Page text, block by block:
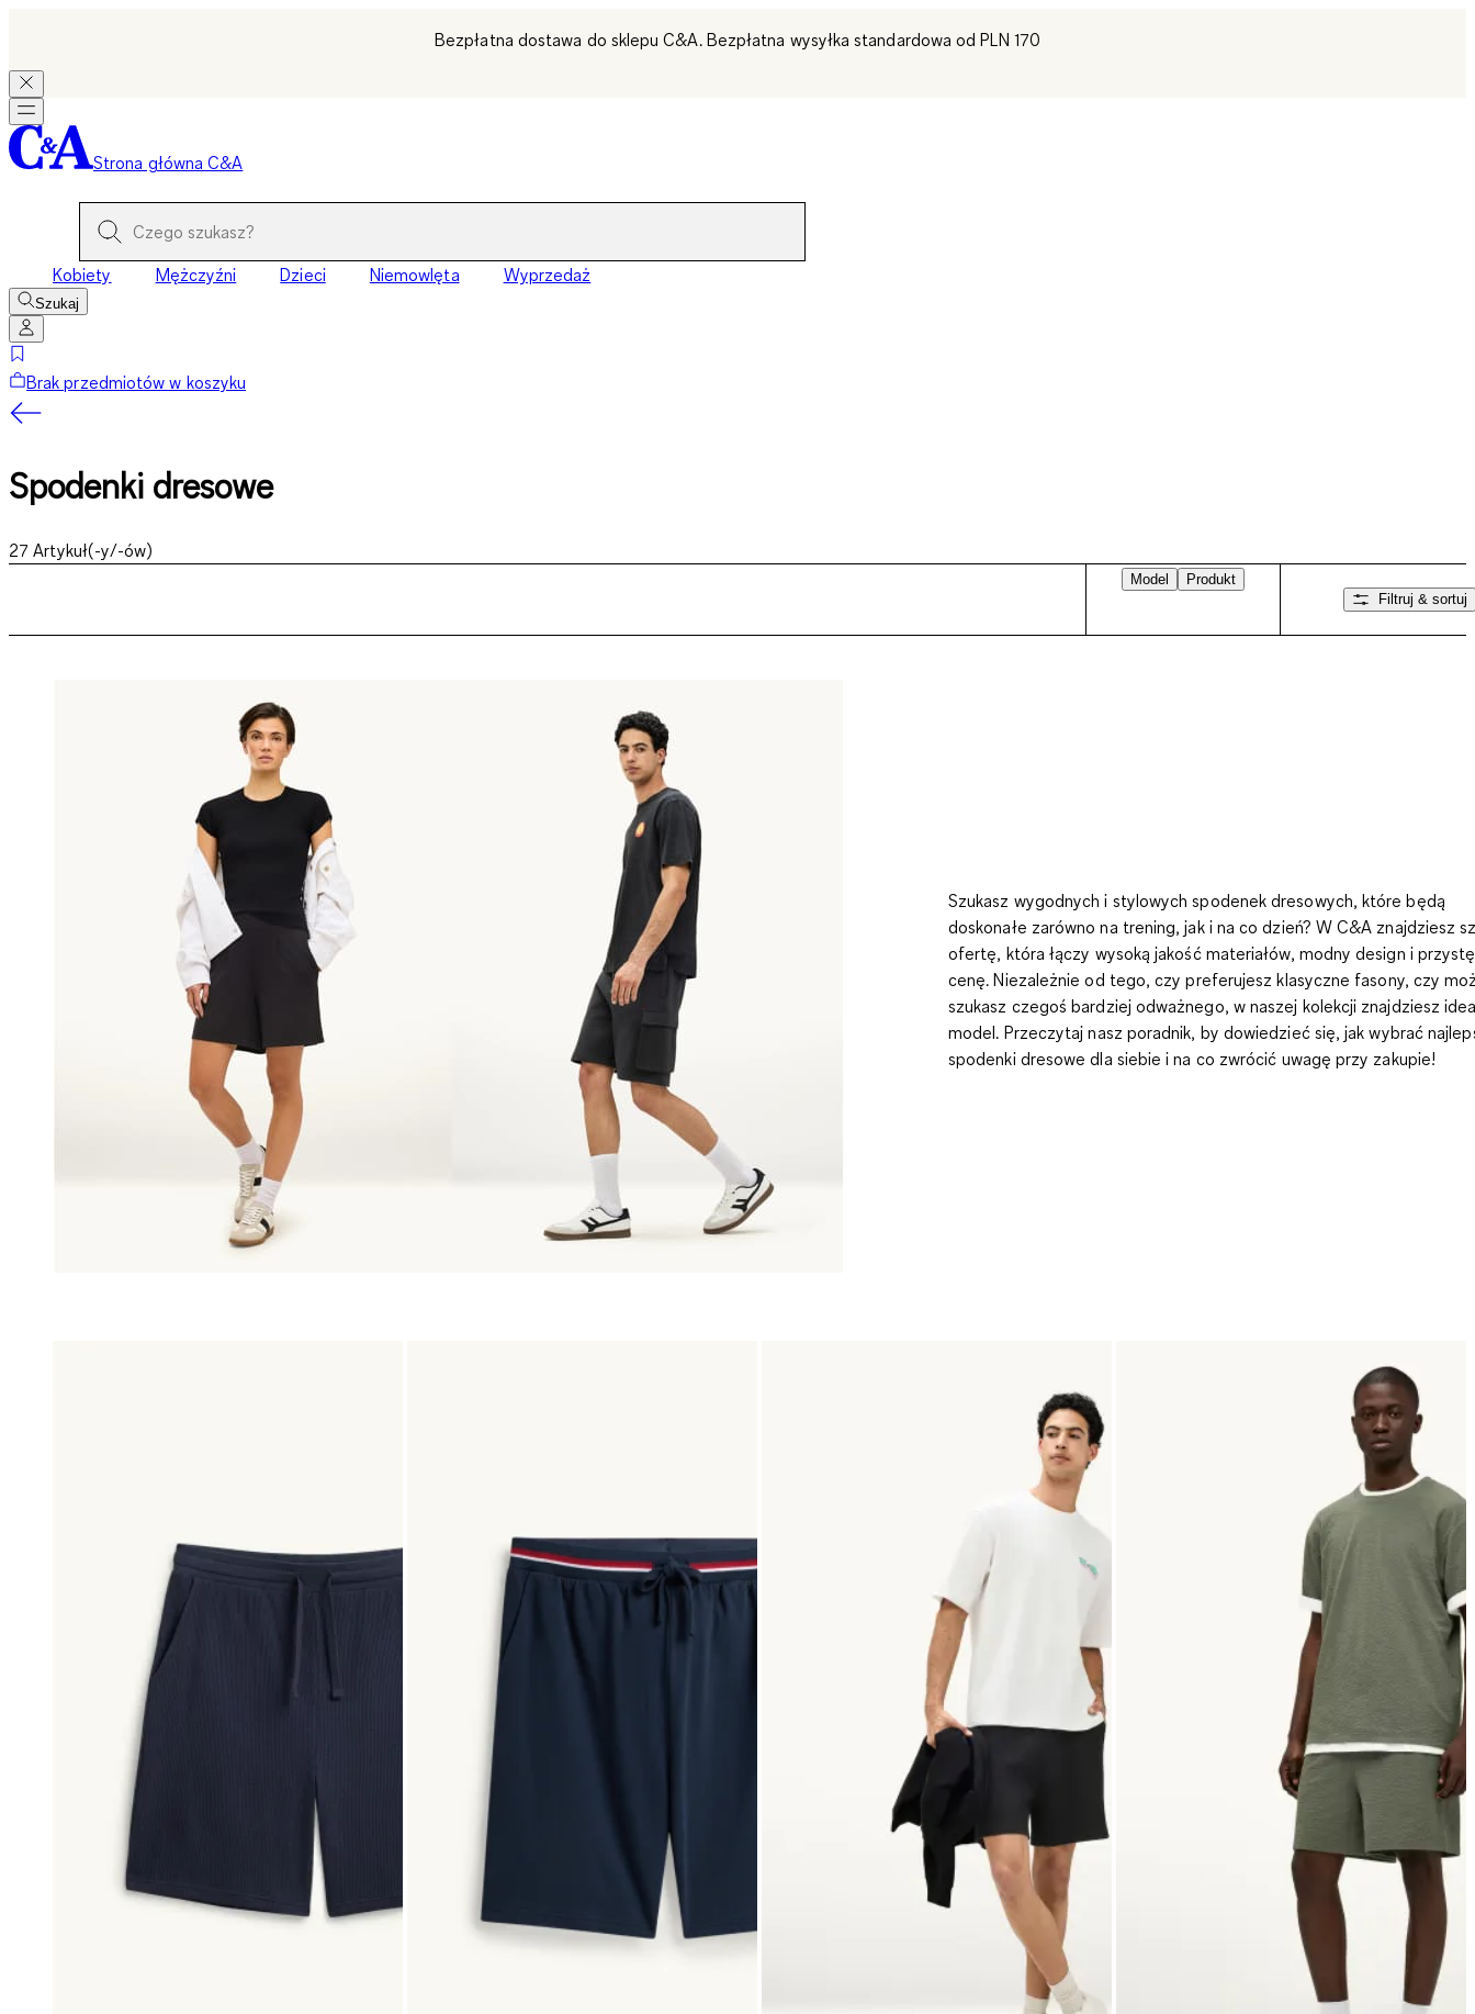
Bezpłatna dostawa do sklepu C&A. Bezpłatna wysyłka standardowa od PLN 170
Strona główna C&A
Kobiety Mężczyźni Dzieci Niemowlęta Wyprzedaż
Szukaj
Brak przedmiotów w koszyku
Spodenki dresowe
27 Artykuł(-y/-ów)
Model
Produkt
Filtruj & sortuj
Szukasz wygodnych i stylowych spodenek dresowych, które będą
doskonałe zarówno na trening, jak i na co dzień? W C&A znajdziesz
ofertę, która łączy wysoką jakość materiałów, modny design i
cenę. Niezależnie od tego, czy preferujesz klasyczne fasony, czy
szukasz czegoś bardziej odważnego, w naszej kolekcji znajdziesz
model. Przeczytaj nasz poradnik, by dowiedzieć się, jak wybrać
spodenki dresowe dla siebie i na co zwrócić uwagę przy zakupie!